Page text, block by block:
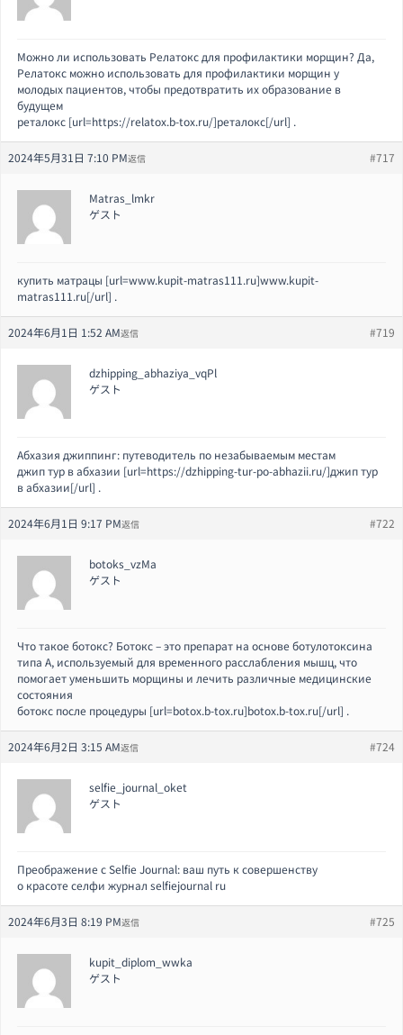
Можно ли использовать Релатокс для профилактики морщин? Да,
Релатокс можно использовать для профилактики морщин у
молодых пациентов, чтобы предотвратить их образование в
будущем
реталокс [url=https://relatox.b-tox.ru/]реталокс[/url] .
2024年5月31日 7:10 PM #717
返信
Matras_lmkr
ゲスト
купить матрацы [url=www.kupit-matras111.ru]www.kupit-
matras111.ru[/url] .
2024年6月1日 1:52 AM #719
返信
dzhipping_abhaziya_vqPl
ゲスト
Абхазия джиппинг: путеводитель по незабываемым местам
джип тур в абхазии [url=https://dzhipping-tur-po-abhazii.ru/]джип тур
в абхазии[/url] .
2024年6月1日 9:17 PM #722
返信
botoks_vzMa
ゲスト
Что такое ботокс? Ботокс – это препарат на основе ботулотоксина
типа А, используемый для временного расслабления мышц, что
помогает уменьшить морщины и лечить различные медицинские
состояния
ботокс после процедуры [url=botox.b-tox.ru]botox.b-tox.ru[/url] .
2024年6月2日 3:15 AM #724
返信
selfie_journal_oket
ゲスト
Преображение с Selfie Journal: ваш путь к совершенству
о красоте селфи журнал selfiejournal ru
2024年6月3日 8:19 PM #725
返信
kupit_diplom_wwka
ゲスト